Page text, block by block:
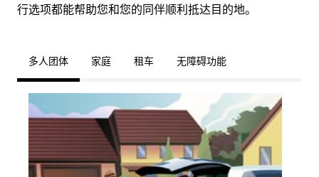
行选项都能帮助您和您的同伴顺利抵达目的地。
多人团体 家庭 租车 无障碍功能